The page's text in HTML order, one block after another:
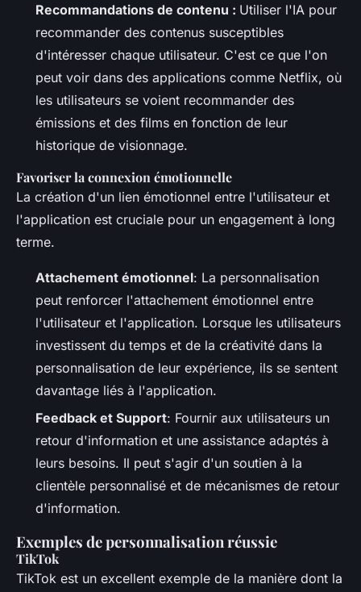
Recommandations de contenu : Utiliser l'IA pour
recommander des contenus susceptibles
d'intéresser chaque utilisateur. C'est ce que l'on
peut voir dans des applications comme Netflix, où
les utilisateurs se voient recommander des
émissions et des films en fonction de leur
historique de visionnage.
Favoriser la connexion émotionnelle
La création d'un lien émotionnel entre l'utilisateur et
l'application est cruciale pour un engagement à long
terme.
Attachement émotionnel: La personnalisation
peut renforcer l'attachement émotionnel entre
l'utilisateur et l'application. Lorsque les utilisateurs
investissent du temps et de la créativité dans la
personnalisation de leur expérience, ils se sentent
davantage liés à l'application.
Feedback et Support: Fournir aux utilisateurs un
retour d'information et une assistance adaptés à
leurs besoins. Il peut s'agir d'un soutien à la
clientèle personnalisé et de mécanismes de retour
d'information.
Exemples de personnalisation réussie
TikTok
TikTok est un excellent exemple de la manière dont la